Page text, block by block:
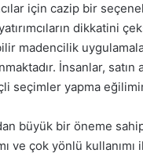
için cazip bir
dikkatini
madencilik
İnsanlar, satın
seçimler yapma
büyük bir öneme
ve çok yönlü